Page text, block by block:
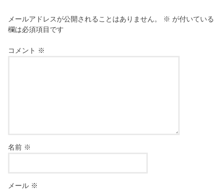
メールアドレスが公開されることはありません。 ※ が付いている
欄は必須項目です
コメント ※
名前 ※
メール ※